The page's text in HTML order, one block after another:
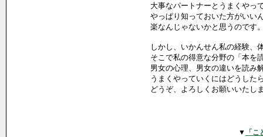
大事なパートナーとうまくやっ
やっぱり知っておいた方がいい
楽なんじゃないかと思うのです
しかし、いかんせん私の経験、
そこで私の得意な分野の「本を
男女の心理、男女の違いを読み
うまくやっていくにはどうした
どうぞ、よろしくお願いいたし
▼ 「